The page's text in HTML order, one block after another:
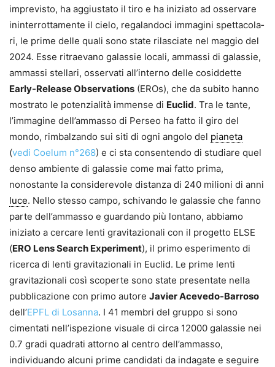
imprevisto, ha aggiustato il tiro e ha iniziato ad osservare
ininterrottamente il cielo, regalandoci immagini spettacola­
ri, le prime delle quali sono state rilasciate nel maggio del
2024. Esse ritraevano galassie locali, ammas­si di galassie,
ammassi stellari, osservati all’interno delle cosiddette
Early-Release Observations (EROs), che da subito hanno
mostrato le potenzialità immense di Euclid. Tra le tante,
l’immagine dell’ammasso di Perseo ha fatto il giro del
mondo, rimbalzando sui siti di ogni ango­lo del pianeta
(vedi Coelum n°268) e ci sta consentendo di studiare quel
denso ambiente di galassie come mai fatto prima,
nonostante la considerevole distanza di 240 milioni di anni
luce. Nello stesso campo, schivando le galassie che fanno
parte dell’ammasso e guar­dando più lontano, abbiamo
iniziato a cercare lenti gravitazionali con il progetto ELSE
(ERO Lens Search Experiment), il primo esperimento di
ricerca di lenti gravitazionali in Euclid. Le prime lenti
gravitazionali così scoperte sono state presentate nella
pubblicazione con primo auto­re Javier Acevedo-Barroso
dell’EPFL di Losanna. I 41 membri del gruppo si sono
cimentati nell’ispezione visuale di circa 12000 galassie nei
0.7 gradi quadrati attorno al centro dell’ammasso,
individuando alcu­ni prime candidati da indagate e seguire